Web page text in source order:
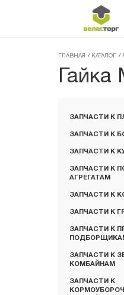
ГЛАВНАЯ / КАТАЛОГ /
ЗАПЧАСТИ К
ЗАПЧАСТИ К
ЗАПЧАСТИ К
ЗАПЧАСТИ К
АГРЕГАТАМ
ЗАПЧАСТИ К
ЗАПЧАСТИ К
ЗАПЧАСТИ К
ЗАПЧАСТИ К
КОМБАЙНАМ
ЗАПЧАСТИ К